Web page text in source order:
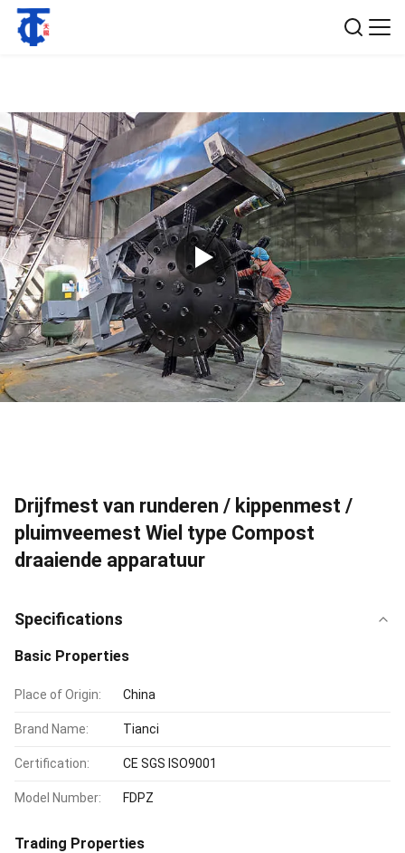
Drijfmest van runderen / kippenmest /
pluimveemest Wiel type Compost
draaiende apparatuur
Specifications
Basic Properties
Place of Origin: China
Brand Name: Tianci
Certification: CE SGS ISO9001
Model Number: FDPZ
Trading Properties